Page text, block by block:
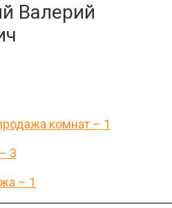
Валерий
комнат – 1
3
– 1